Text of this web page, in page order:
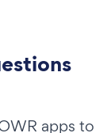
apps to